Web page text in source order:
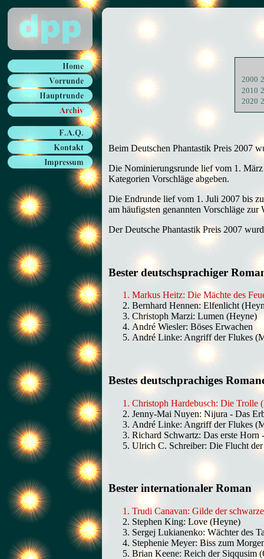
2000
2010
2020
Beim Deutschen Phantastik Preis 2007
Die Nominierungsrunde lief vom 1.
Kategorien Vorschläge abgeben.
Die Endrunde lief vom 1. Juli 2007 bis
am häufigsten genannten Vorschläge zur
Der Deutsche Phantastik Preis 2007
Bester deutschsprachiger
Markus Heitz: Die Mächte des
Bernhard Hennen: Elfenlicht
Christoph Marzi: Lumen (Heyne)
André Wiesler: Böses Erwachen
André Linke: Angriff der Flukes
Bestes deutschprachiges
Christoph Hardebusch: Die Trolle
Jenny-Mai Nuyen: Nijura - Das
André Linke: Angriff der Flukes
Richard Schwartz: Das erste
Ulrich C. Schreiber: Die Flucht
Bester internationaler Roman
Trudi Canavan: Gilde der
Stephen King: Love (Heyne)
Sergej Lukianenko: Wächter des
Stephenie Meyer: Biss zum
Brian Keene: Reich der Siqqusim